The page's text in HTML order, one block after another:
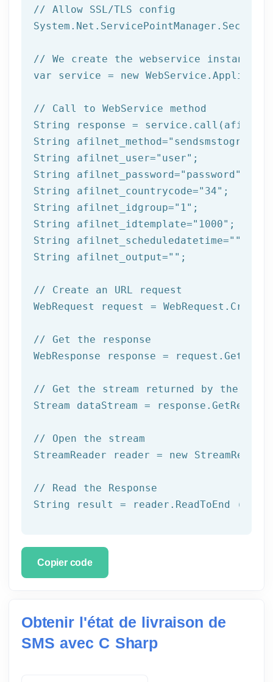
// Allow SSL/TLS config
// We create the webservice
var service = new
// Call to WebService method
String response =
String afilnet_method=
String afilnet_user="user" ;
String afilnet_password="password"
String afilnet_countrycode="34" ;
String afilnet_idgroup="1" ;
String afilnet_idtemplate="1000" ;
String afilnet_scheduledatetime=""
String afilnet_output="" ;
// Create an URL request
WebRequest request = WebRequest.Create(
// Get the response
WebResponse response =
// Get the stream returned by the
Stream dataStream =
// Open the stream
StreamReader reader = new
// Read the Response
String result = reader.ReadToEnd ();
Copier code
Obtenir l'état de livraison de
SMS avec C Sharp